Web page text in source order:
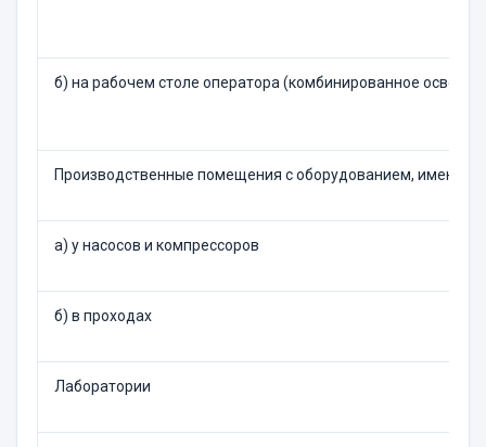
б) на рабочем столе оператора (комбинированное
Производственные помещения с оборудованием,
а) у насосов и компрессоров
б) в проходах
Лаборатории